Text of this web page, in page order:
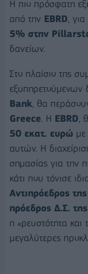
Η πιο πρόσφατη
από την EBRD,
5% στην
δανείων.
Στο πλαίσιο της
εξυπηρετούμενων
Bank , θα
Greece. Η EBRD ,
50 εκατ. ευρώ
αυτών. Η
σημασίας για την
κάτι που τόνισε
Αντιπρόεδρος
πρόεδρος Δ.Σ.
η «ρευστότητα και
μεγαλύτερες